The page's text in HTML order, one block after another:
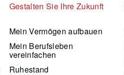
Gestalten Sie Ihre Zukunft
Mein Vermögen aufbauen
Mein Berufsleben
vereinfachen
Ruhestand